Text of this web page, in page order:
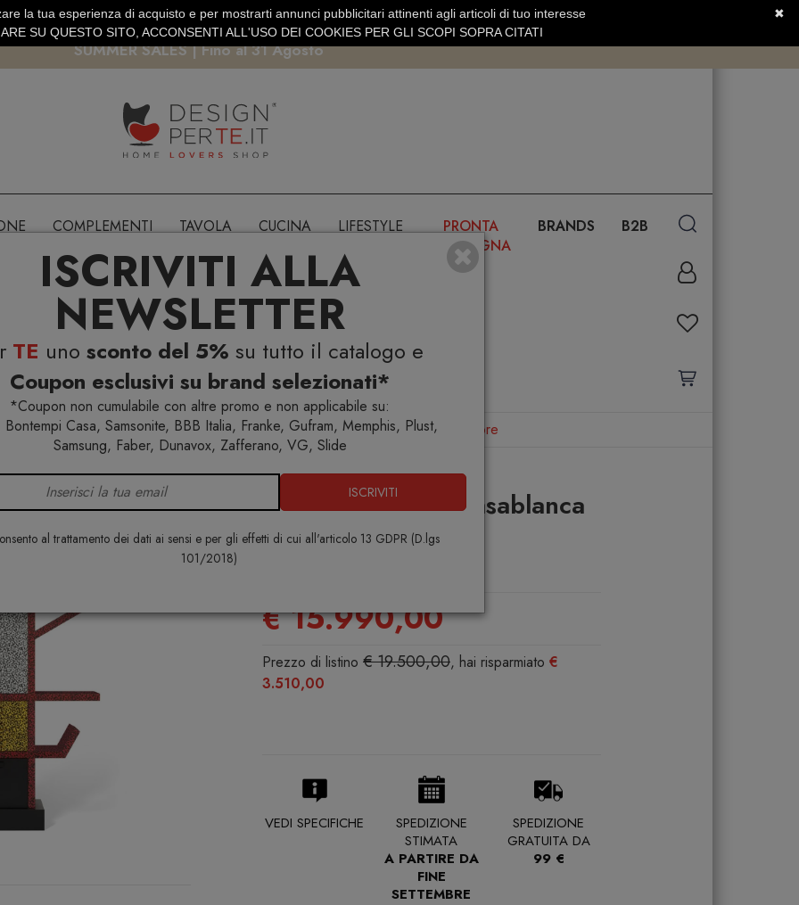
ISCRIVITI ALLA
NEWSLETTER
TE uno sconto del 5% su tutto il catalogo e
Coupon esclusivi su brand selezionati*
*Coupon non cumulabile con altre promo e non applicabile su:
Bontempi Casa, Samsonite, BBB Italia, Franke, Gufram, Memphis, Plust,
Samsung, Faber, Dunavox, Zafferano, VG, Slide
ISCRIVITI
al trattamento dei dati ai sensi e per gli effetti di cui all'articolo 13 GDPR (D.lgs
101/2018)
PAGAMENTO SICURO PAYPAL · CARTA DI CREDITO SERVIZIO CLIENTI +39.0773.470.562
SUMMER SALES | Fino al 31 Agosto
COMPLEMENTI TAVOLA CUCINA LIFESTYLE
PRONTA
CONSEGNA
BRANDS B2B
interno Mobili contenitori Memphis Milano Casablanca Mobile contenitore
Memphis Milano Casablanca
Mobile contenitore
€ 15.990,00
Prezzo di listino € 19.500,00, hai risparmiato €
3.510,00
VEDI SPECIFICHE
SPEDIZIONE
STIMATA
A PARTIRE DA
FINE
SETTEMBRE
SPEDIZIONE
GRATUITA DA
99 €
✖
la tua esperienza di acquisto e per mostrarti annunci pubblicitari attinenti agli articoli di tuo interesse
SU QUESTO SITO, ACCONSENTI ALL'USO DEI COOKIES PER GLI SCOPI SOPRA CITATI